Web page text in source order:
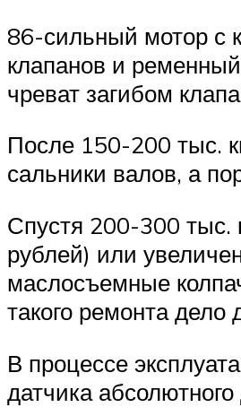
86-сильный мотор с
клапанов и
чреват загибом
После 150-200 тыс.
сальники валов, а
Спустя 200-300 тыс.
рублей) или
маслосъемные
такого ремонта дело
В процессе
датчика